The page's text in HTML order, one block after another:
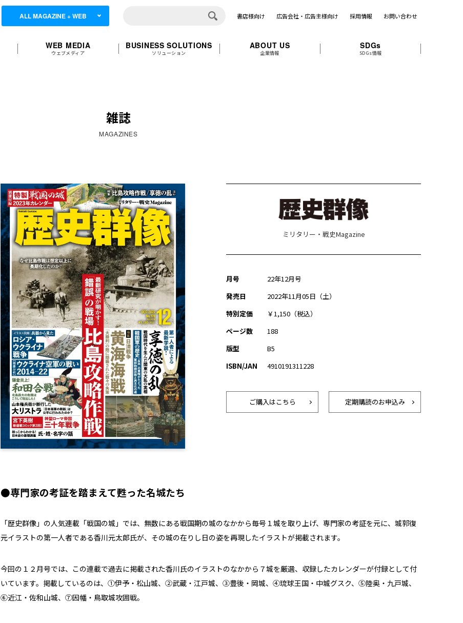
ALL MAGAZINE + WEB 書店様向け 広告会社・広告主様向け 採用情報 お問い合わせ
WEB MEDIA
ウェブメディア
BUSINESS SOLUTIONS
ソリューション
ABOUT US
企業情報
SDGs
SDGs情報
雑誌
MAGAZINES
ミリタリー・戦史Magazine
月号
22年12月号
発売日
2022年11月05日（土）
特別定価
￥1,150（税込）
ページ数
188
版型
B5
ISBN/JAN
4910191311228
ご購入はこちら 定期購読のお申込み
●専門家の考証を踏まえて甦った名城たち
「歴史群像」の人気連載「戦国の城」では、無数にある戦国期の城のなかから毎号１城を取り上げ、専門家の考証を元に、城郭復
元イラストの第一人者である香川元太郎氏が、その城の在りし日の姿を再現したイラストが掲載されます。
今回の１２月号では、この連載で過去に掲載された香川氏のイラストのなかから７城を厳選、収録したカレンダーが付録として付
いています。掲載しているのは、①伊予・松山城、②武蔵・江戸城、③豊後・岡城、④琉球王国・中城グスク、⑤陸奥・九戸城、
⑥近江・佐和山城、⑦因幡・鳥取城攻囲戦。